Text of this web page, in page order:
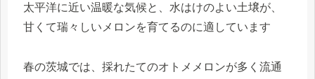
太平洋に近い温暖な気候と、水はけのよい土壌が、
甘くて瑞々しいメロンを育てるのに適しています
春の茨城では、採れたてのオトメメロンが多く流通